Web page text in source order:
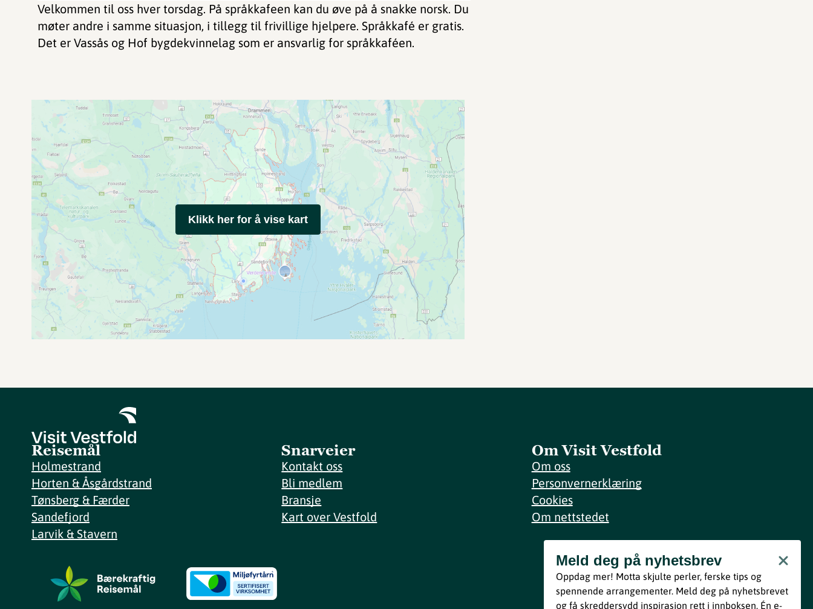
Velkommen til oss hver torsdag. På språkkafeen kan du øve på å snakke norsk. Du
møter andre i samme situasjon, i tillegg til frivillige hjelpere. Språkkafé er gratis.
Det er Vassås og Hof bygdekvinnelag som er ansvarlig for språkkaféen.
Klikk her for å vise kart
Reisemål
Holmestrand
Horten & Åsgårdstrand
Tønsberg & Færder
Sandefjord
Larvik & Stavern
Snarveier
Kontakt oss
Bli medlem
Bransje
Kart over Vestfold
Om Visit Vestfold
Om oss
Personvernerklæring
Cookies
Om nettstedet
Meld deg på nyhetsbrev
Bli med
Meld deg på nyhetsbrev
Oppdag mer! Motta skjulte perler, ferske tips og
spennende arrangementer. Meld deg på nyhetsbrevet
og få skreddersydd inspirasjon rett i innboksen. Én e-